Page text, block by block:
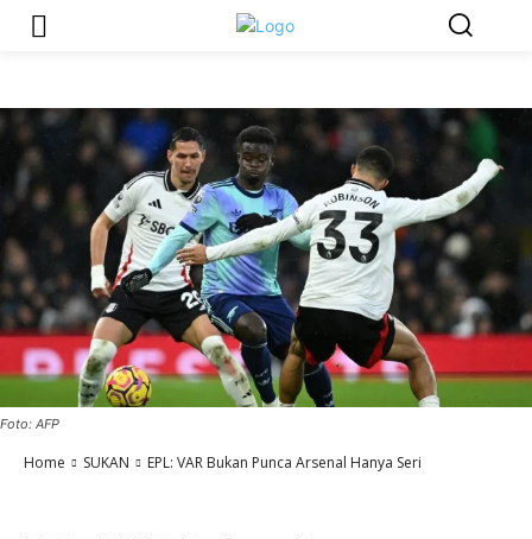
Foto: AFP
Home SUKAN EPL: VAR Bukan Punca Arsenal Hanya Seri